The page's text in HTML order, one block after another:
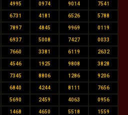
4995 0974 9014 7541
6731 4181 6526 5788
7897 4845 9969 0119
6937 5008 7427 0033
7660 3381 6119 2632
4546 1925 9808 3828
7345 8806 1286 9206
6840 4244 8111 7656
5690 2459 4063 0956
1468 4650 5518 1559